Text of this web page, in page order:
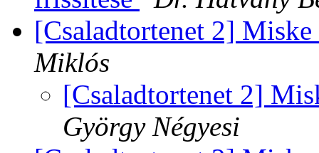
[Csaladtortenet 2]
Miklós
[Csaladtortenet 2]
György Négyesi